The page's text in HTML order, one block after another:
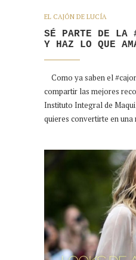
EL CAJÓN DE LUCÍA
SÉ PARTE DE LA
Y HAZ LO QUE
Como ya saben el
compartir las mejores
Instituto Integral de
quieres convertirte en